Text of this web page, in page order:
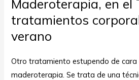
Maderoterapia, en el
tratamientos
verano
Otro tratamiento estupendo de cara
maderoterapia. Se trata de una